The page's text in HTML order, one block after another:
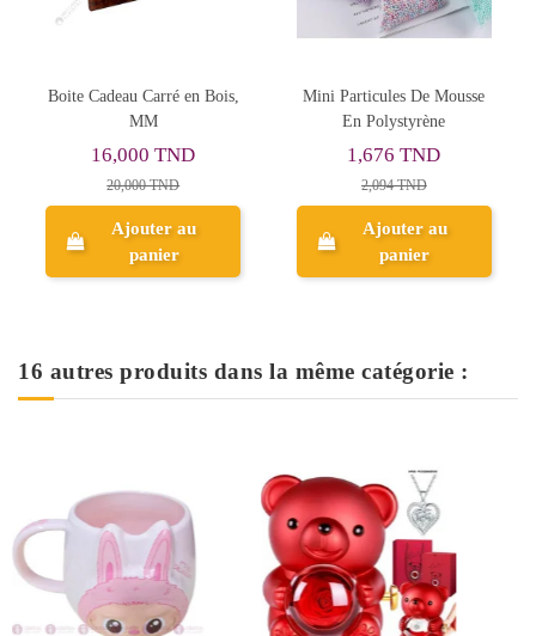
Boite Cadeau Carré en Bois,
MM
16,000 TND
20,000 TND
Ajouter au
panier
Mini Particules De Mousse
En Polystyrène
1,676 TND
2,094 TND
Ajouter au
panier
16 autres produits dans la même catégorie :